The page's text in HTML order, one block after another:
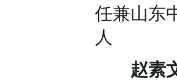
任兼山东
人
赵素